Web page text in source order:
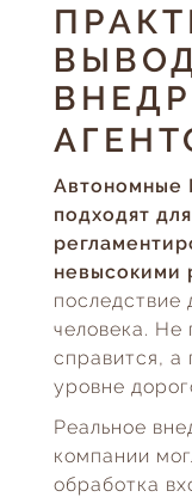
Автономные
подходят
невысокими
последствие
человека. Не
справится, а
уровне
Реальное
компании
обработка